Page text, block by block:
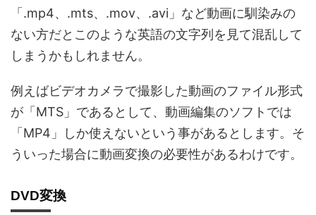
「.mp4、.mts、.mov、.avi」など動画に馴染みの
ない方だとこのような英語の文字列を見て混乱して
しまうかもしれません。
例えばビデオカメラで撮影した動画のファイル形式
が「MTS」であるとして、動画編集のソフトでは
「MP4」しか使えないという事があるとします。そ
ういった場合に動画変換の必要性があるわけです。
DVD変換